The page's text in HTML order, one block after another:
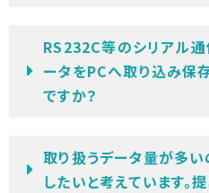
RS232C等のシリアル
ータをPCへ取り込み保
ですか？
取り扱うデータ量が多
したいと考えています。